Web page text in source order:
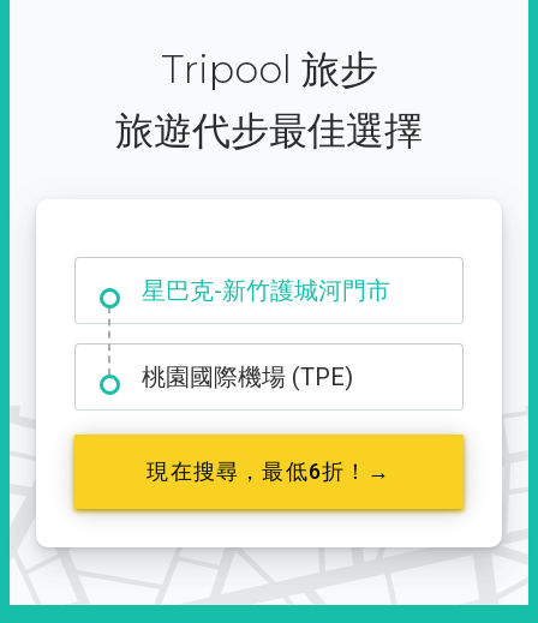
Tripool 旅步
旅遊代步最佳選擇
大霸尖山登山口
桃園國際機場 (TPE)
現在搜尋，最低6折！→